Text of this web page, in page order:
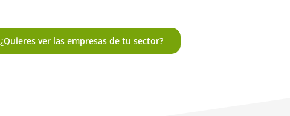
¿Quieres ver las empresas de tu sector?